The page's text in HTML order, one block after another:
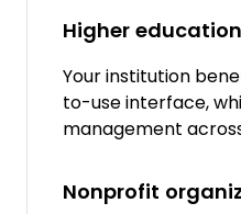
Higher education
Your institution
to-use interface,
management
Nonprofit